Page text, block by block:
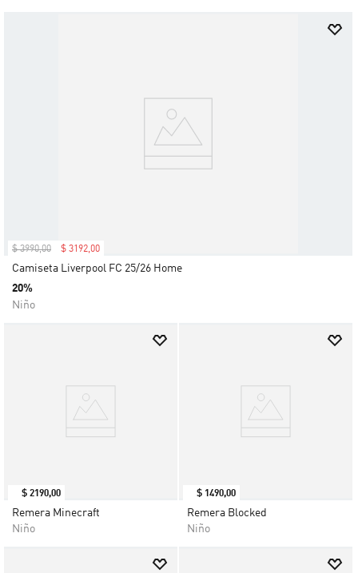
$ 3990,00 $ 3192,00
Camiseta Liverpool FC 25/26 Home
20%
Niño
$ 2190,00
Remera Minecraft
Niño
$ 1490,00
Remera Blocked
Niño